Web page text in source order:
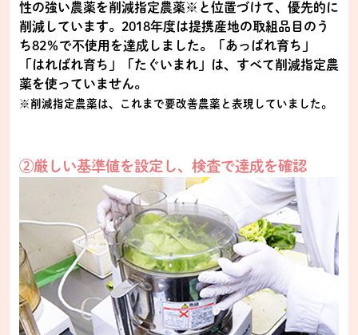
性の強い農薬を削減指定農薬※と位置づけて、優先的に
削減しています。2018年度は提携産地の取組品目のう
ち82％で不使用を達成しました。「あっぱれ育ち」
「はればれ育ち」「たぐいまれ」は、すべて削減指定農
薬を使っていません。
※削減指定農薬は、これまで要改善農薬と表現していました。
②厳しい基準値を設定し、検査で達成を確認